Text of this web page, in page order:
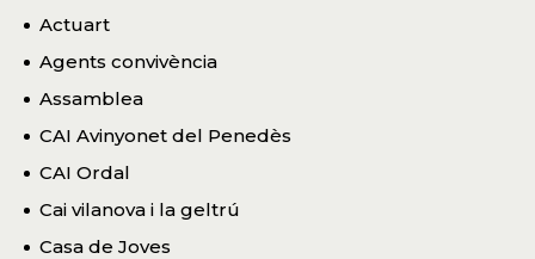
Actuart
Agents convivència
Assamblea
CAI Avinyonet del Penedès
CAI Ordal
Cai vilanova i la geltrú
Casa de Joves